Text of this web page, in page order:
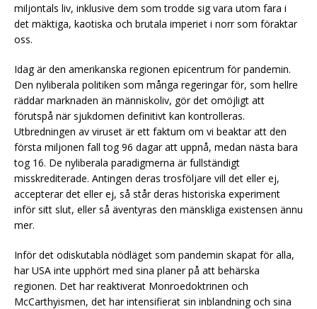
miljontals liv, inklusive dem som trodde sig vara utom fara i
det mäktiga, kaotiska och brutala imperiet i norr som föraktar
oss.
Idag är den amerikanska regionen epicentrum för pandemin.
Den nyliberala politiken som många regeringar för, som hellre
räddar marknaden än människoliv, gör det omöjligt att
förutspå när sjukdomen definitivt kan kontrolleras.
Utbredningen av viruset är ett faktum om vi beaktar att den
första miljonen fall tog 96 dagar att uppnå, medan nästa bara
tog 16. De nyliberala paradigmerna är fullständigt
misskrediterade. Antingen deras trosföljare vill det eller ej,
accepterar det eller ej, så står deras historiska experiment
inför sitt slut, eller så äventyras den mänskliga existensen ännu
mer.
Inför det odiskutabla nödläget som pandemin skapat för alla,
har USA inte upphört med sina planer på att behärska
regionen. Det har reaktiverat Monroedoktrinen och
McCarthyismen, det har intensifierat sin inblandning och sina